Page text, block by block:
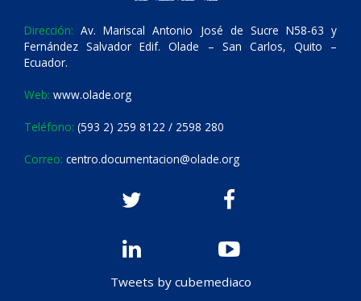
Dirección: Av. Mariscal Antonio José de Sucre N58-63 y
Fernández Salvador Edif. Olade – San Carlos, Quito –
Ecuador.
Web: www.olade.org
Teléfono: (593 2) 259 8122 / 2598 280
Correo: centro.documentacion@olade.org
Tweets by cubemediaco